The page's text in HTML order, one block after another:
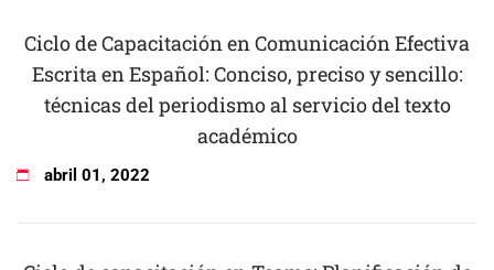
Ciclo de Capacitación en Comunicación Efectiva
Escrita en Español: Conciso, preciso y sencillo:
técnicas del periodismo al servicio del texto
académico
abril 01 , 2022